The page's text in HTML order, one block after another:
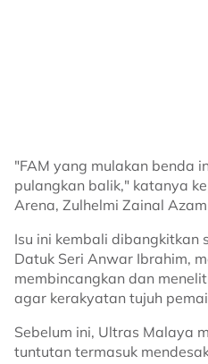
"FAM yang mulakan benda
pulangkan balik," katanya
Arena, Zulhelmi Zainal
Isu ini kembali dibangkitkan
Datuk Seri Anwar Ibrahim,
membincangkan dan
agar kerakyatan tujuh
Sebelum ini, Ultras Malaya
tuntutan termasuk